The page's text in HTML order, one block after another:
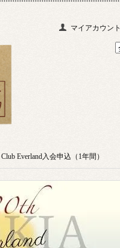
マイアカウント
Everland入会申込（1年間）